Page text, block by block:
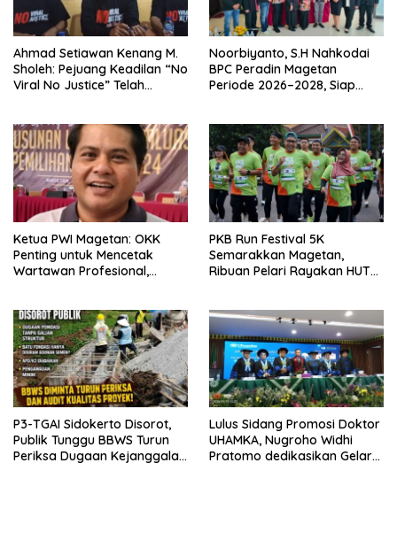
Ahmad Setiawan Kenang M.
Sholeh: Pejuang Keadilan “No
Viral No Justice” Telah
Noorbiyanto, S.H Nahkodai
BPC Peradin Magetan
Periode 2026–2028, Siap
Ketua PWI Magetan: OKK
Penting untuk Mencetak
Wartawan Profesional,
PKB Run Festival 5K
Semarakkan Magetan,
Ribuan Pelari Rayakan HUT
P3-TGAI Sidokerto Disorot,
Publik Tunggu BBWS Turun
Periksa Dugaan Kejanggalan
Lulus Sidang Promosi Doktor
UHAMKA, Nugroho Widhi
Pratomo dedikasikan Gelar